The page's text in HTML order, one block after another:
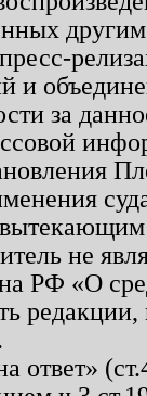
и
за
не
РФ «О
ответ»